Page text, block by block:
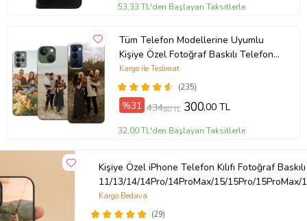
53,33 TL'den Başlayan Taksitlerle
Tüm Telefon Modellerine Uyumlu
Kişiye Özel Fotoğraf Baskılı Telefon
Kılıfı
(235)
Kargo ile Teslimat
%31 434,80 TL 300,00 TL
32,00 TL'den Başlayan Taksitlerle
Kişiye Özel iPhone Telefon Kılıfı Fotoğraf Baskılı
11/13/14/14Pro/14ProMax/15/15Pro/
(29)
Kargo Bedava